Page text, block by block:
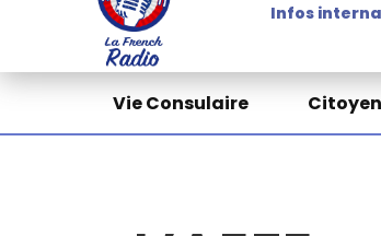
Infos
Vie Consulaire